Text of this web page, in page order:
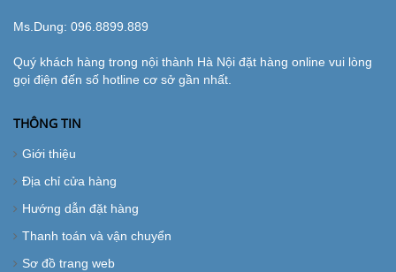
Ms.Dung: 096.8899.889
Quý khách hàng trong nội thành Hà Nội đặt hàng online vui lòng
gọi điện đến số hotline cơ sở gần nhất.
THÔNG TIN
Giới thiệu
Địa chỉ cửa hàng
Hướng dẫn đặt hàng
Thanh toán và vận chuyển
Sơ đồ trang web